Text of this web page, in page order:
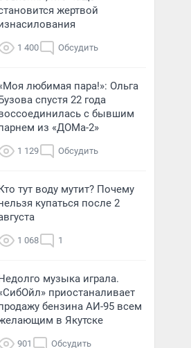
жертвой
1 400 Обсудить
любимая пара!»: Ольга
спустя 22 года
с бывшим
из «ДОМа-2»
1 129 Обсудить
тут воду мутит? Почему
купаться после 2
1 068 1
музыка играла.
приостаналивает
бензина АИ-95 всем
в Якутске
901 Обсудить